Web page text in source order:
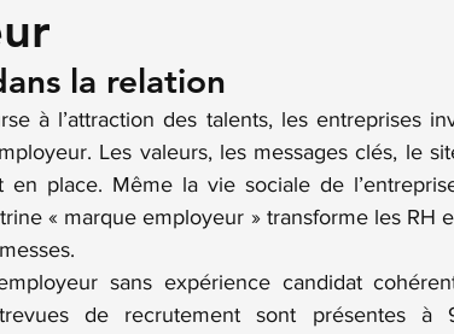
digitales
la relation
à l’attraction des talents, les entreprises
Les valeurs, les messages clés, le
en place. Même la vie sociale de
« marque employeur » transforme les
sans expérience candidat
de recrutement sont présentes à